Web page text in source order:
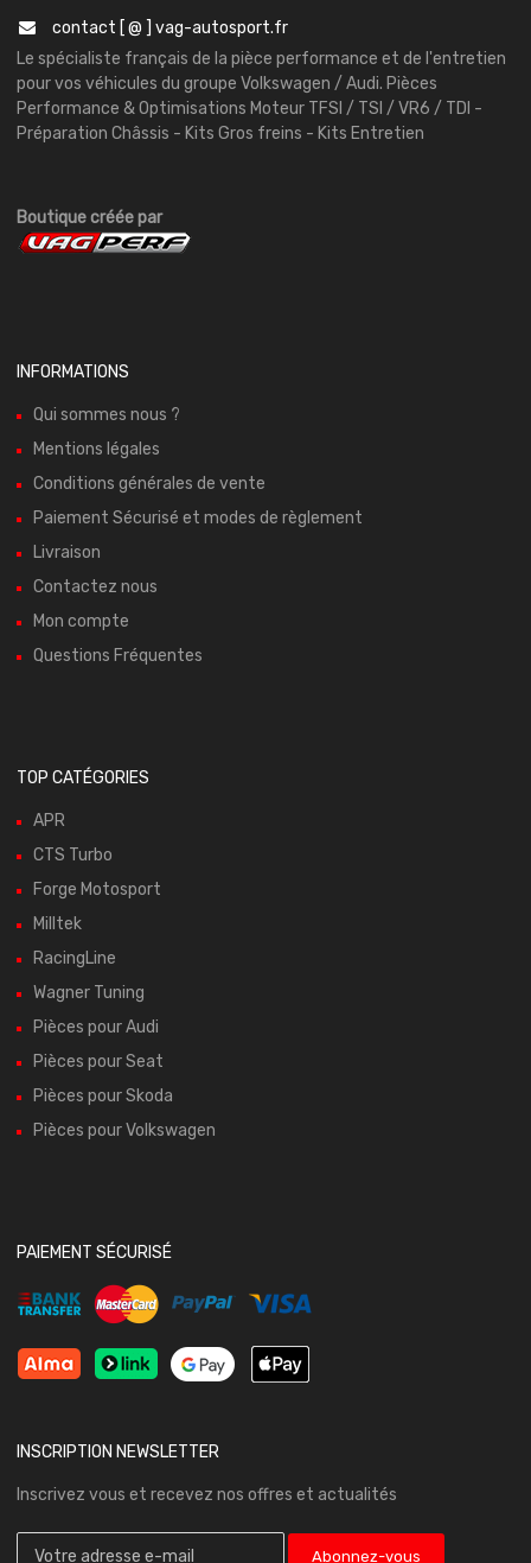
contact [ @ ] vag-autosport.fr
Le spécialiste français de la pièce performance et de l'entretien
pour vos véhicules du groupe Volkswagen / Audi. Pièces
Performance & Optimisations Moteur TFSI / TSI / VR6 / TDI -
Préparation Châssis - Kits Gros freins - Kits Entretien
Boutique créée par
INFORMATIONS
Qui sommes nous ?
Mentions légales
Conditions générales de vente
Paiement Sécurisé et modes de règlement
Livraison
Contactez nous
Mon compte
Questions Fréquentes
TOP CATÉGORIES
APR
CTS Turbo
Forge Motosport
Milltek
RacingLine
Wagner Tuning
Pièces pour Audi
Pièces pour Seat
Pièces pour Skoda
Pièces pour Volkswagen
PAIEMENT SÉCURISÉ
INSCRIPTION NEWSLETTER
Inscrivez vous et recevez nos offres et actualités